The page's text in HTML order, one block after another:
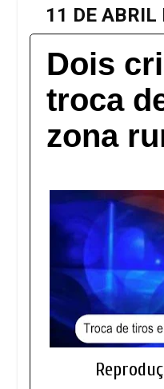
11 DE ABRIL
Dois
troca
zona